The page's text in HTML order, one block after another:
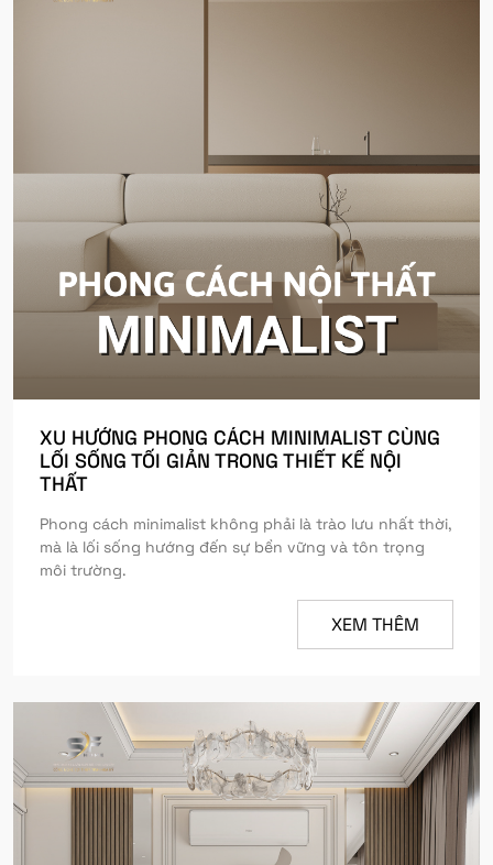
XU HƯỚNG PHONG CÁCH MINIMALIST CÙNG
LỐI SỐNG TỐI GIẢN TRONG THIẾT KẾ NỘI
THẤT
Phong cách minimalist không phải là trào lưu nhất thời,
mà là lối sống hướng đến sự bền vững và tôn trọng
môi trường.
XEM THÊM